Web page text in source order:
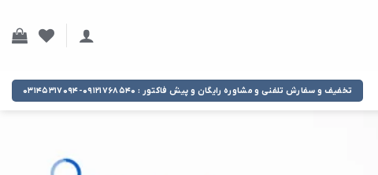
تخفیف و سفارش تلفنی و مشاوره رایگان و پیش فاکتور : ۰۹۱۲۱۷۶۸۵۴۰-۰۳۱۴۵۳۱۷۰۹۴